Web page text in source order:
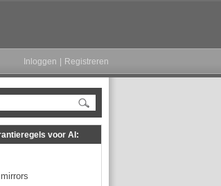
Inloggen Registreren
voor AI: